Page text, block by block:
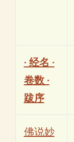
· 经名 ·
卷数 ·
跋序
佛说妙